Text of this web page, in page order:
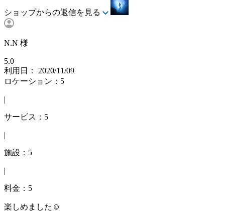
ショップからの返信を見る
N.N 様
5.0
利用日： 2020/11/09
ロケーション：5
|
サービス：5
|
施設：5
|
料金：5
楽しめました☺️